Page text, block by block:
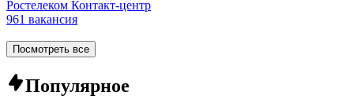
Ростелеком Контакт-центр
961 вакансия
Посмотреть все
Популярное